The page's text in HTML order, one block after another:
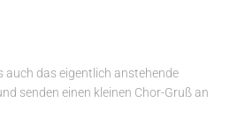
auch das eigentlich anstehende
senden einen kleinen Chor-Gruß an